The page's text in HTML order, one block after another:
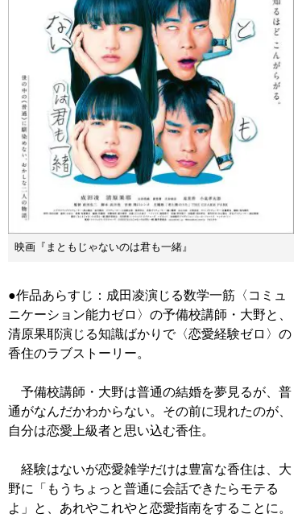
映画『まともじゃないのは君も一緒』
●作品あらすじ：成田凌演じる数学一筋〈コミュ
ニケーション能力ゼロ〉の予備校講師・大野と、
清原果耶演じる知識ばかりで〈恋愛経験ゼロ〉の
香住のラブストーリー。
予備校講師・大野は普通の結婚を夢見るが、普
通がなんだかわからない。その前に現れたのが、
自分は恋愛上級者と思い込む香住。
経験はないが恋愛雑学だけは豊富な香住は、大
野に「もうちょっと普通に会話できたらモテる
よ」と、あれやこれやと恋愛指南をすることに。